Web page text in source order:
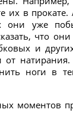
их в
они уже
что
и
от
ноги в
моментов